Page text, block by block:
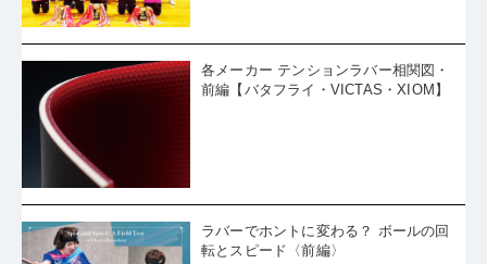
各メーカー テンションラバー相関図・
前編【バタフライ・VICTAS・XIOM】
ラバーでホントに変わる？ ボールの回
転とスピード〈前編〉